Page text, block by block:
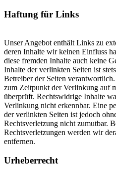
Haftung für Links
Unser Angebot enthält Links zu
deren Inhalte wir keinen Einfluss
diese fremden Inhalte auch keine
Inhalte der verlinkten Seiten ist
Betreiber der Seiten
zum Zeitpunkt der Verlinkung auf
überprüft. Rechtswidrige Inhalte
Verlinkung nicht erkennbar. Eine
der verlinkten Seiten ist jedoch
Rechtsverletzung nicht zumutbar.
Rechtsverletzungen werden wir
entfernen.
Urheberrecht